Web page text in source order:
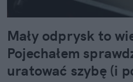
Mały odprysk to
Pojechałem
uratować szybę (i